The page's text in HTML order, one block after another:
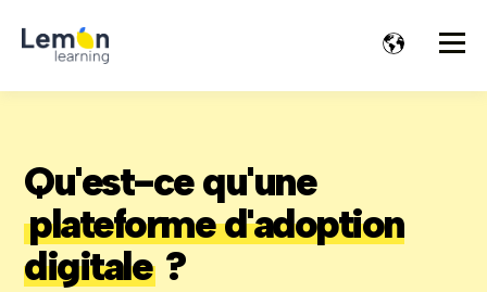
Qu'est-ce qu'une
plateforme d'adoption
digitale ?